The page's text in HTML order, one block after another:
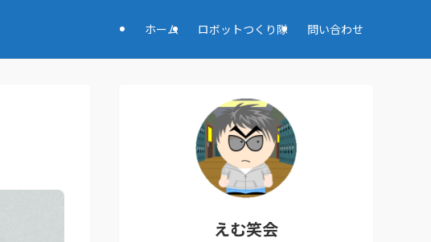
ホーム ロボットつくり隊 問い合わせ
えむ笑会